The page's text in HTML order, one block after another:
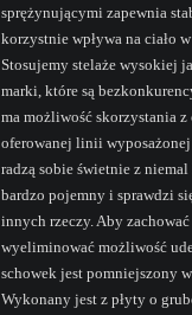
sprężynującymi zapewnia
korzystnie wpływa na ciało
Stosujemy stelaże wysokiej
marki, które są
ma możliwość skorzystania
oferowanej linii
radzą sobie świetnie z
bardzo pojemny i sprawdzi
innych rzeczy. Aby
wyeliminować możliwość
schowek jest pomniejszony
Wykonany jest z płyty o